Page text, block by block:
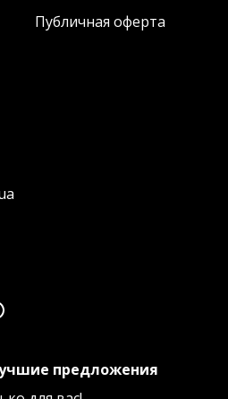
Публичная оферта
предложения